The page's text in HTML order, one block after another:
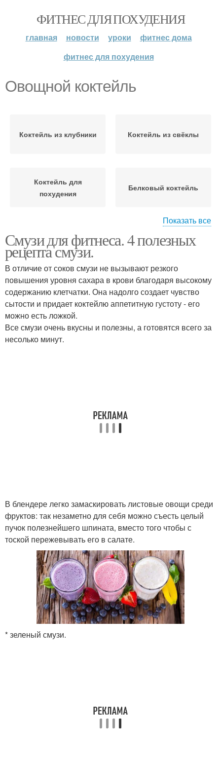
ФИТНЕС ДЛЯ ПОХУДЕНИЯ
главная новости уроки
фитнес дома
фитнес для похудения
Овощной коктейль
Коктейль из клубники Коктейль из свёклы
Коктейль для
похудения
Белковый коктейль
Полезные коктейли
похудения
Готовые коктейли Домашние коктейли
Коктейль на овсяных
хлопьях
Протеиновые коктейли
Показать все
Смузи для фитнеса. 4 полезных
рецепта смузи.
В отличие от соков смузи не вызывают резкого
повышения уровня сахара в крови благодаря высокому
содержанию клетчатки. Она надолго создает чувство
сытости и придает коктейлю аппетитную густоту - его
можно есть ложкой.
Все смузи очень вкусны и полезны, а готовятся всего за
несолько минут.
В блендере легко замаскировать листовые овощи среди
фруктов: так незаметно для себя можно съесть целый
пучок полезнейшего шпината, вместо того чтобы с
тоской пережевывать его в салате.
* зеленый смузи.